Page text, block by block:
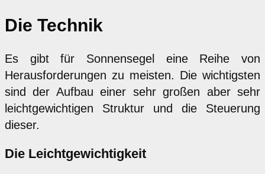
Die Technik
Es gibt für Sonnensegel eine Reihe von
Herausforderungen zu meisten. Die wichtigsten
sind der Aufbau einer sehr großen aber sehr
leichtgewichtigen Struktur und die Steuerung
dieser.
Die Leichtgewichtigkeit